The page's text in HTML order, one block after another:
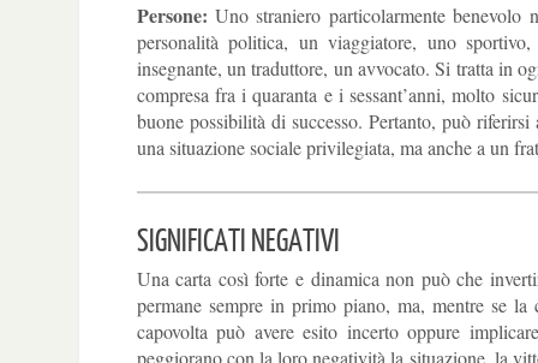
Persone: Uno straniero particolarmente benevolo
personalità politica, un viaggiatore, uno
insegnante, un traduttore, un avvocato. Si tratta in
compresa fra i quaranta e i sessant’anni, molto
buone possibilità di successo. Pertanto, può
una situazione sociale privilegiata, ma anche a un
SIGNIFICATI NEGATIVI
Una carta così forte e dinamica non può che
permane sempre in primo piano, ma, mentre se
capovolta può avere esito incerto oppure
peggiorano con la loro negatività la situazione, la